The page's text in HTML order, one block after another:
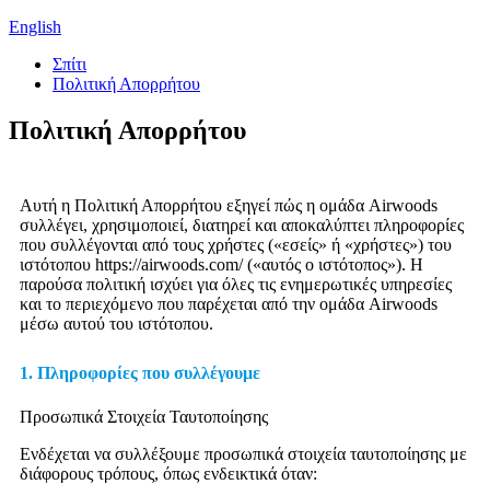
English
Σπίτι
Πολιτική Απορρήτου
Πολιτική Απορρήτου
Αυτή η Πολιτική Απορρήτου εξηγεί πώς η ομάδα Airwoods
συλλέγει, χρησιμοποιεί, διατηρεί και αποκαλύπτει πληροφορίες
που συλλέγονται από τους χρήστες («εσείς» ή «χρήστες») του
ιστότοπου https://airwoods.com/ («αυτός ο ιστότοπος»). Η
παρούσα πολιτική ισχύει για όλες τις ενημερωτικές υπηρεσίες
και το περιεχόμενο που παρέχεται από την ομάδα Airwoods
μέσω αυτού του ιστότοπου.
1. Πληροφορίες που συλλέγουμε
Προσωπικά Στοιχεία Ταυτοποίησης
Ενδέχεται να συλλέξουμε προσωπικά στοιχεία ταυτοποίησης με
διάφορους τρόπους, όπως ενδεικτικά όταν: